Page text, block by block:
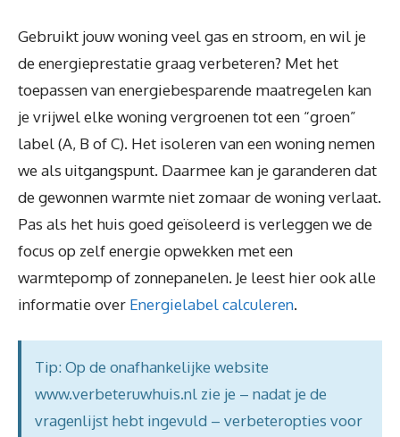
Gebruikt jouw woning veel gas en stroom, en wil je
de energieprestatie graag verbeteren? Met het
toepassen van energiebesparende maatregelen kan
je vrijwel elke woning vergroenen tot een “groen”
label (A, B of C). Het isoleren van een woning nemen
we als uitgangspunt. Daarmee kan je garanderen dat
de gewonnen warmte niet zomaar de woning verlaat.
Pas als het huis goed geïsoleerd is verleggen we de
focus op zelf energie opwekken met een
warmtepomp of zonnepanelen. Je leest hier ook alle
informatie over Energielabel calculeren.
Tip: Op de onafhankelijke website
www.verbeteruwhuis.nl zie je – nadat je de
vragenlijst hebt ingevuld – verbeteropties voor